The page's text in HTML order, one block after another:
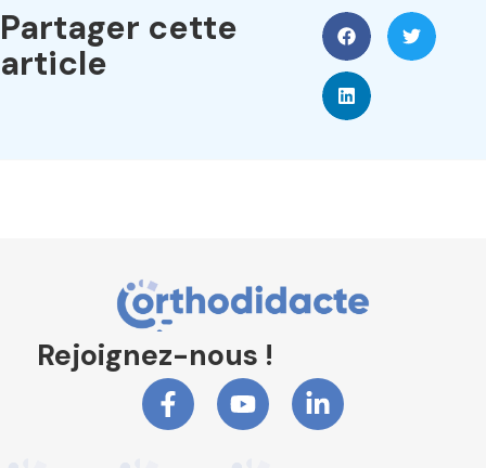
Partager cette
article
Rejoignez-nous !